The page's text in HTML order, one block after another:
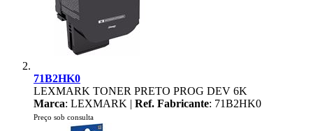
71B2HK0
LEXMARK TONER PRETO PROG DEV 6K
Marca: LEXMARK | Ref. Fabricante: 71B2HK0
Preço sob consulta